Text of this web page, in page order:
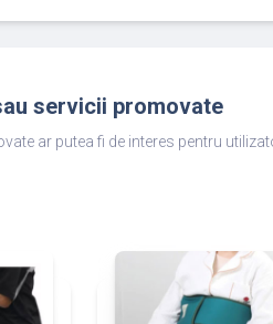
servicii promovate
ar putea fi de interes pentru